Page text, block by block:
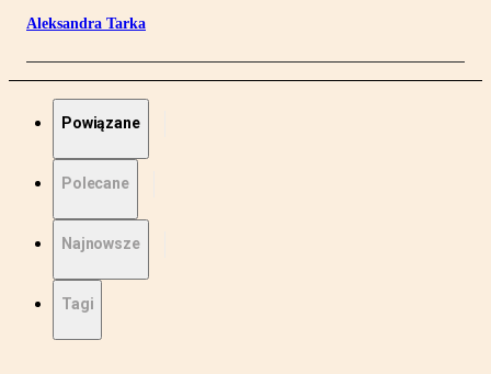
Aleksandra Tarka
Powiązane
Polecane
Najnowsze
Tagi